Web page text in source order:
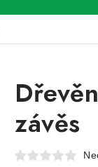
závěs